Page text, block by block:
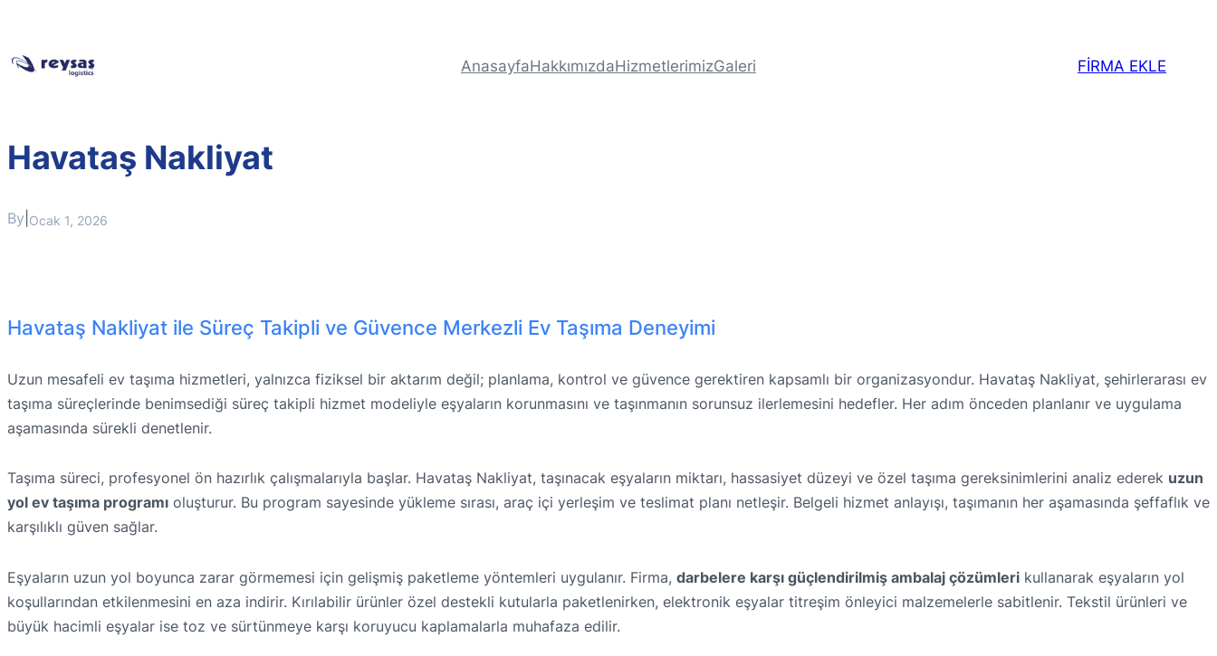
AnasayfaHakkımızdaHizmetlerimizGaleri FİRMA EKLE
Havataş Nakliyat
By Ocak 1, 2026
Havataş Nakliyat ile Süreç Takipli ve Güvence Merkezli Ev Taşıma Deneyimi
Uzun mesafeli ev taşıma hizmetleri, yalnızca fiziksel bir aktarım değil; planlama, kontrol ve güvence gerektiren kapsamlı bir organizasyondur. Havataş Nakliyat, şehirlerarası ev
taşıma süreçlerinde benimsediği süreç takipli hizmet modeliyle eşyaların korunmasını ve taşınmanın sorunsuz ilerlemesini hedefler. Her adım önceden planlanır ve uygulama
aşamasında sürekli denetlenir.
Taşıma süreci, profesyonel ön hazırlık çalışmalarıyla başlar. Havataş Nakliyat, taşınacak eşyaların miktarı, hassasiyet düzeyi ve özel taşıma gereksinimlerini analiz ederek uzun
yol ev taşıma programı oluşturur. Bu program sayesinde yükleme sırası, araç içi yerleşim ve teslimat planı netleşir. Belgeli hizmet anlayışı, taşımanın her aşamasında şeffaflık ve
karşılıklı güven sağlar.
Eşyaların uzun yol boyunca zarar görmemesi için gelişmiş paketleme yöntemleri uygulanır. Firma, darbelere karşı güçlendirilmiş ambalaj çözümleri kullanarak eşyaların yol
koşullarından etkilenmesini en aza indirir. Kırılabilir ürünler özel destekli kutularla paketlenirken, elektronik eşyalar titreşim önleyici malzemelerle sabitlenir. Tekstil ürünleri ve
büyük hacimli eşyalar ise toz ve sürtünmeye karşı koruyucu kaplamalarla muhafaza edilir.